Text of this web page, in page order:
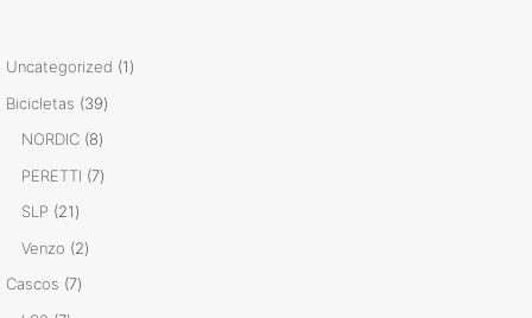
Uncategorized 11
Bicicletas 3939
NORDIC 88
productos
PERETTI 77
SLP 2121
productos
Venzo 22
Cascos 77